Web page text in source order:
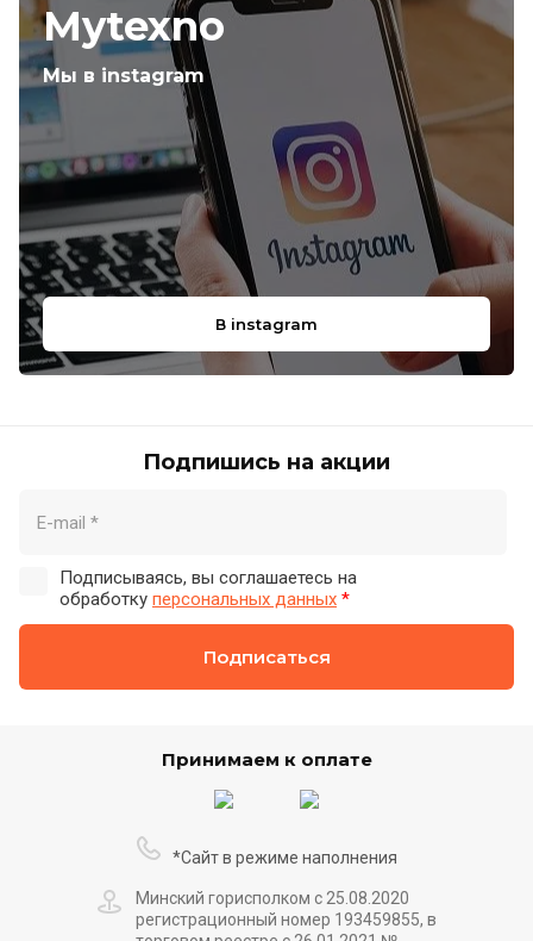
Mytexno
Мы в instagram
В instagram
Подпишись на акции
Подписываясь, вы соглашаетесь на
обработку персональных данных *
Подписаться
Принимаем к оплате
*Сайт в режиме наполнения
Минский горисполком с 25.08.2020
регистрационный номер 193459855, в